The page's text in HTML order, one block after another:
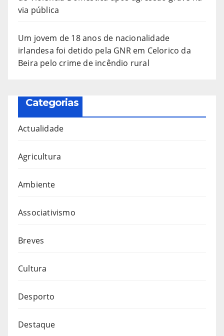
via pública
Um jovem de 18 anos de nacionalidade
irlandesa foi detido pela GNR em Celorico da
Beira pelo crime de incêndio rural
Categorias
Actualidade
Agricultura
Ambiente
Associativismo
Breves
Cultura
Desporto
Destaque